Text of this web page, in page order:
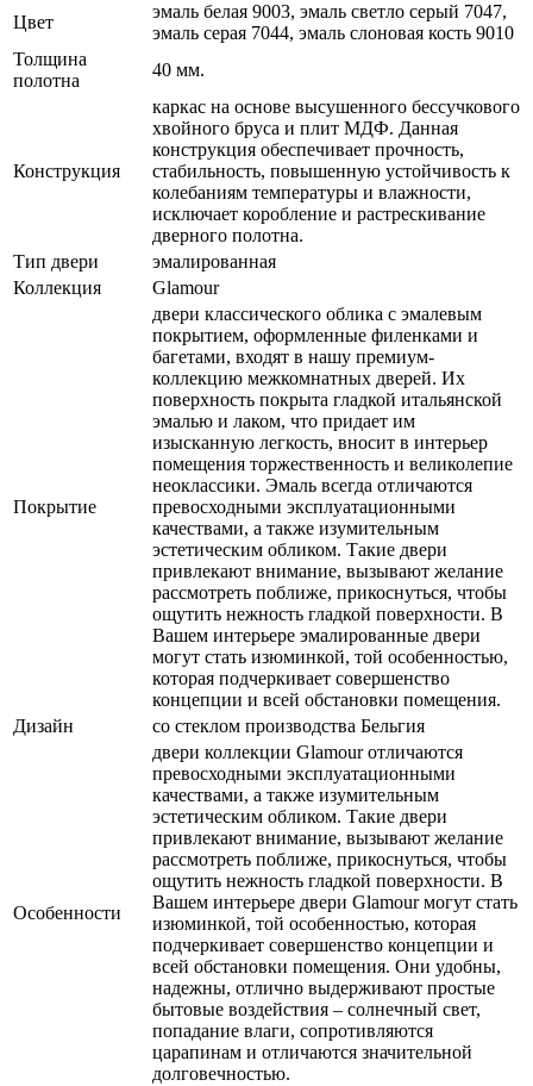
Цвет
эмаль белая 9003, эмаль светло серый 7047,
эмаль серая 7044, эмаль слоновая кость 9010
Толщина
полотна
40 мм.
Конструкция
каркас на основе высушенного бессучкового
хвойного бруса и плит МДФ. Данная
конструкция обеспечивает прочность,
стабильность, повышенную устойчивость к
колебаниям температуры и влажности,
исключает коробление и растрескивание
дверного полотна.
Тип двери
эмалированная
Коллекция
Glamour
Покрытие
двери классического облика с эмалевым
покрытием, оформленные филенками и
багетами, входят в нашу премиум-
коллекцию межкомнатных дверей. Их
поверхность покрыта гладкой итальянской
эмалью и лаком, что придает им
изысканную легкость, вносит в интерьер
помещения торжественность и великолепие
неоклассики. Эмаль всегда отличаются
превосходными эксплуатационными
качествами, а также изумительным
эстетическим обликом. Такие двери
привлекают внимание, вызывают желание
рассмотреть поближе, прикоснуться, чтобы
ощутить нежность гладкой поверхности. В
Вашем интерьере эмалированные двери
могут стать изюминкой, той особенностью,
которая подчеркивает совершенство
концепции и всей обстановки помещения.
Дизайн
со стеклом производства Бельгия
Особенности
двери коллекции Glamour отличаются
превосходными эксплуатационными
качествами, а также изумительным
эстетическим обликом. Такие двери
привлекают внимание, вызывают желание
рассмотреть поближе, прикоснуться, чтобы
ощутить нежность гладкой поверхности. В
Вашем интерьере двери Glamour могут стать
изюминкой, той особенностью, которая
подчеркивает совершенство концепции и
всей обстановки помещения. Они удобны,
надежны, отлично выдерживают простые
бытовые воздействия – солнечный свет,
попадание влаги, сопротивляются
царапинам и отличаются значительной
долговечностью.